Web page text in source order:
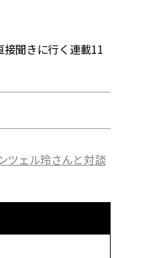
接聞きに行く連載11
ツェル玲さんと対談
WEDDING Aug, 13, 2025